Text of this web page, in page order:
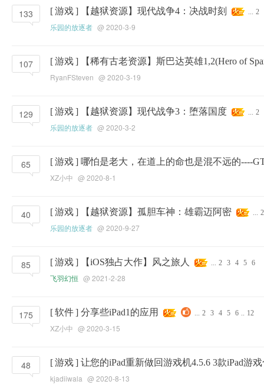
133 [游戏] 【越狱资源】现代战争4：决战时刻 ... 2
乐园的放逐者 @ 2020-3-9
107 [游戏]
【稀有古老资源】斯巴达英雄1,2(Hero of
RyanFSteven @ 2020-3-19
129 [游戏] 【越狱资源】现代战争3：堕落国度 ... 2
乐园的放逐者 @ 2020-3-2
65 [游戏] 哪怕是老大，在道上的命也是混不远的----
XZ小中 @ 2020-8-1
40 [游戏] 【越狱资源】孤胆车神：雄霸迈阿密 ... 2
乐园的放逐者 @ 2020-9-27
85 [游戏] 【iOS独占大作】风之旅人 ... 2 3 4 5 6
飞羽幻恒 @ 2021-2-28
175 [软件] 分享些iPad1的应用 ... 2 3 4 5 6 .. 12
XZ小中 @ 2020-3-15
48 [游戏] 让您的iPad重新做回游戏机4.5.6 3款iPad游
kjadiiwala @ 2020-8-13